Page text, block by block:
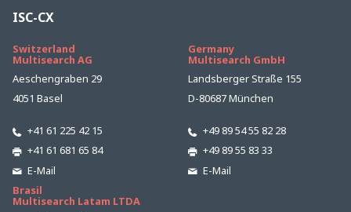
ISC-CX
Switzerland
Multisearch AG
Aeschengraben 29
4051 Basel
+41 61 225 42 15
+41 61 681 65 84
E-Mail
Germany
Multisearch GmbH
Landsberger Straße 155
D-80687 München
+49 89 54 55 82 28
+49 89 55 83 33
E-Mail
Brasil
Multisearch Latam LTDA